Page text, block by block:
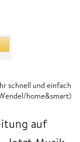
schnell und einfach
home&smart)
auf